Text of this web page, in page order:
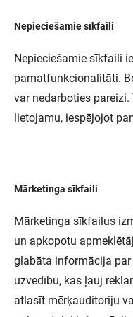
DP
Nepieciešamie sīkfaili
Nepieciešamie sīkfaili
pamatfunkcionalitāti.
var nedarboties
lietojamu, iespējojot
Mārketinga sīkfaili
Mārketinga sīkfailus
un apkopotu
glabāta informācija
uzvedību, kas ļauj
atlasīt mērķauditoriju